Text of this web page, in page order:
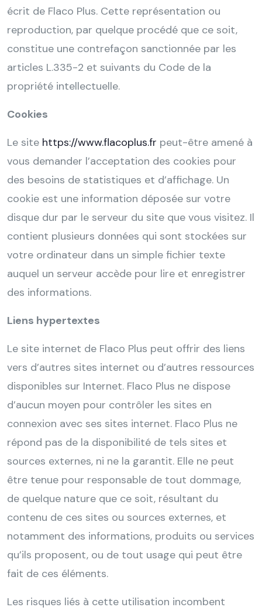
écrit de Flaco Plus. Cette représentation ou
reproduction, par quelque procédé que ce soit,
constitue une contrefaçon sanctionnée par les
articles L.335-2 et suivants du Code de la
propriété intellectuelle.
Cookies
Le site https://www.flacoplus.fr peut-être amené à
vous demander l’acceptation des cookies pour
des besoins de statistiques et d’affichage. Un
cookie est une information déposée sur votre
disque dur par le serveur du site que vous visitez. Il
contient plusieurs données qui sont stockées sur
votre ordinateur dans un simple fichier texte
auquel un serveur accède pour lire et enregistrer
des informations.
Liens hypertextes
Le site internet de Flaco Plus peut offrir des liens
vers d’autres sites internet ou d’autres ressources
disponibles sur Internet. Flaco Plus ne dispose
d’aucun moyen pour contrôler les sites en
connexion avec ses sites internet. Flaco Plus ne
répond pas de la disponibilité de tels sites et
sources externes, ni ne la garantit. Elle ne peut
être tenue pour responsable de tout dommage,
de quelque nature que ce soit, résultant du
contenu de ces sites ou sources externes, et
notamment des informations, produits ou services
qu’ils proposent, ou de tout usage qui peut être
fait de ces éléments.
Les risques liés à cette utilisation incombent